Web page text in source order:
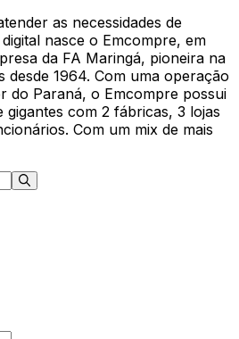
as necessidades de
nasce o Emcompre, em
da FA Maringá, pioneira na
1964. Com uma operação
do Paraná, o Emcompre possui
gigantes com 2 fábricas, 3 lojas
Com um mix de mais